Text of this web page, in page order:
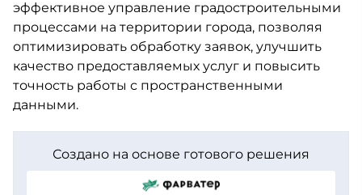
эффективное управление градостроительными
процессами на территории города, позволяя
оптимизировать обработку заявок, улучшить
качество предоставляемых услуг и повысить
точность работы с пространственными
данными.
Создано на основе готового решения